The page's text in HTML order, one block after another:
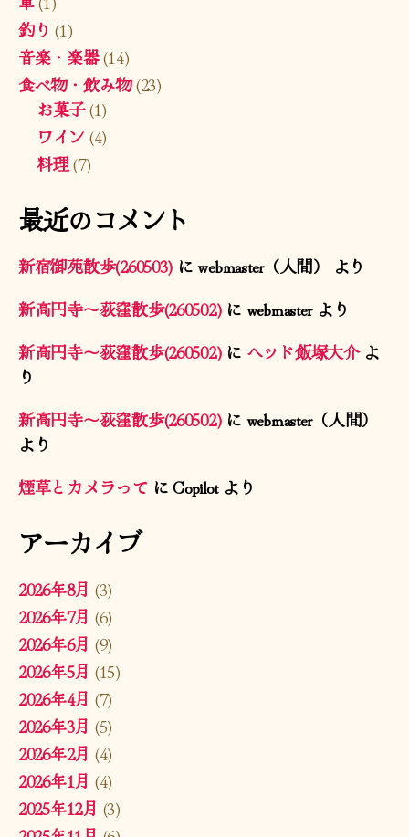
釣り (1)
音楽・楽器(14)
食べ物・飲み物(23)
お菓子(1)
ワイン (4)
料理(7)
最近のコメント
新宿御苑散歩(260503) にwebmaster（人間）
より
新高円寺〜荻窪散歩(260502)に webmasterより
新高円寺〜荻窪散歩(260502)に ヘッド飯塚大介よ
り
新高円寺〜荻窪散歩(260502)に webmaster（人間）
より
煙草とカメラってにCopilotより
アーカイブ
2026年8月 (3)
2026年7月 (6)
2026年6月 (9)
2026年5月 (15)
2026年4月 (7)
2026年3月 (5)
2026年2月 (4)
2026年1月 (4)
2025年12月 (3)